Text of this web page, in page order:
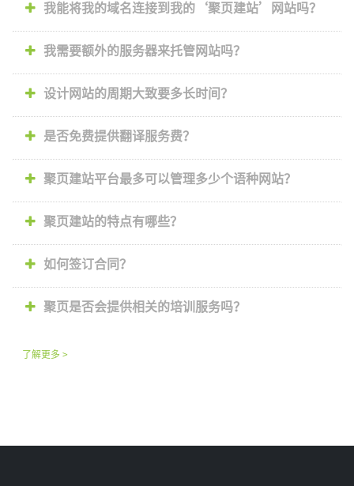
我能将我的域名连接到我的‘聚页建站’网站吗？
我需要额外的服务器来托管网站吗？
设计网站的周期大致要多长时间？
是否免费提供翻译服务费？
聚页建站平台最多可以管理多少个语种网站？
聚页建站的特点有哪些？
如何签订合同？
聚页是否会提供相关的培训服务吗？
了解更多 >